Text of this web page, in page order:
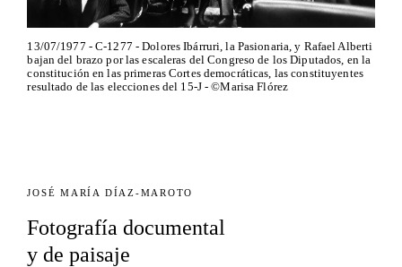
13/07/1977 - C-1277 - Dolores Ibárruri, la Pasionaria, y Rafael Alberti
bajan del brazo por las escaleras del Congreso de los Diputados, en la
constitución en las primeras Cortes democráticas, las constituyentes
resultado de las elecciones del 15-J - ©Marisa Flórez
JOSÉ MARÍA DÍAZ-MAROTO
Fotografía documental
y de paisaje